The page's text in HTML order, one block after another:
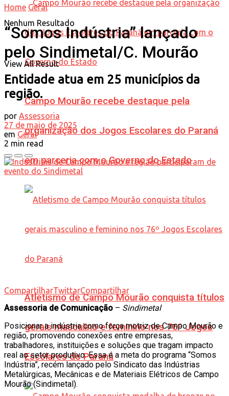
Campo Mourão recebe destaque pela
organização dos Jogos Escolares do Paraná
em parceria com o Governo do Estado
Atletismo de Campo Mourão conquista títulos
gerais masculino e feminino nos 76º Jogos
Escolares do Paraná
Nenhum Resultado
View All Result
Home Geral
“Somos Indústria” lançado
pelo Sindimetal/C. Mourão
Entidade atua em 25 municípios da
região.
por Assessoria
27 de maio de 2025
em Geral
2 min read
CompartilharTwittarCompartilhar
Assessoria de Comunicação – Sindimetal
Posicionar a indústria como força motriz de Campo Mourão e
região, promovendo conexões entre empresas,
trabalhadores, instituições e soluções que tragam impacto
real ao setor produtivo. Essa é a meta do programa “Somos
Indústria”, recém lançado pelo Sindicato das Indústrias
Metalúrgicas, Mecânicas e de Materiais Elétricos de Campo
Mourão (Sindimetal).